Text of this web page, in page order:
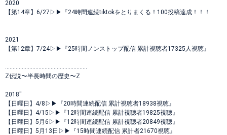
2020
【第14章】6/27▷▶︎『24時間連続tiktokをとりまくる！100投稿達成！！！
2021
【第12章】7/24▷▶︎『25時間ノンストップ配信 累計視聴者17325人視聴』
......................................................
Z伝説〜半長時間の歴史〜Z
2018''
【日曜日】4/8▷▶︎『20時間連続配信 累計視聴者18938視聴』
【日曜日】4/15▷▶︎『12時間連続配信 累計視聴者19825視聴』
【日曜日】5月6▷▶︎『12時間連続配信 累計視聴者20849視聴』
【日曜日】5月13日▷▶︎『15時間連続配信 累計者21670視聴』